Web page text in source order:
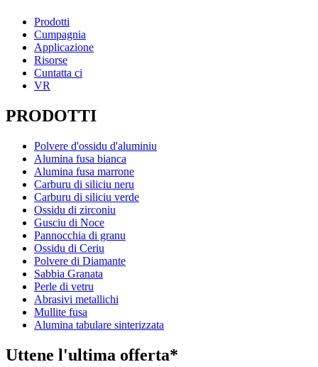
Prodotti
Cumpagnia
Applicazione
Risorse
Cuntatta ci
VR
PRODOTTI
Polvere d'ossidu d'aluminiu
Alumina fusa bianca
Alumina fusa marrone
Carburu di siliciu neru
Carburu di siliciu verde
Ossidu di zirconiu
Gusciu di Noce
Pannocchia di granu
Ossidu di Ceriu
Polvere di Diamante
Sabbia Granata
Perle di vetru
Abrasivi metallichi
Mullite fusa
Alumina tabulare sinterizzata
Uttene l'ultima offerta*